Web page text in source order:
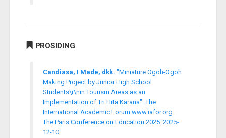
PROSIDING
Candiasa, I Made, dkk. "Miniature Ogoh-Ogoh
Making Project by Junior High School
Students\r\nin Tourism Areas as an
Implementation of Tri Hita Karana". The
International Academic Forum www.iafor.org.
The Paris Conference on Education 2025. 2025-
12-10.